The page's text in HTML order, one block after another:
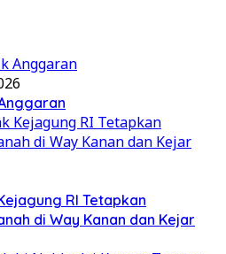
RI Tetapkan
di Way Kanan dan Kejar